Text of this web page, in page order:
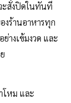
ะสั่งปิดในทันที
งร้านอาหารทุก
างเข้มงวด และ
โหม และ